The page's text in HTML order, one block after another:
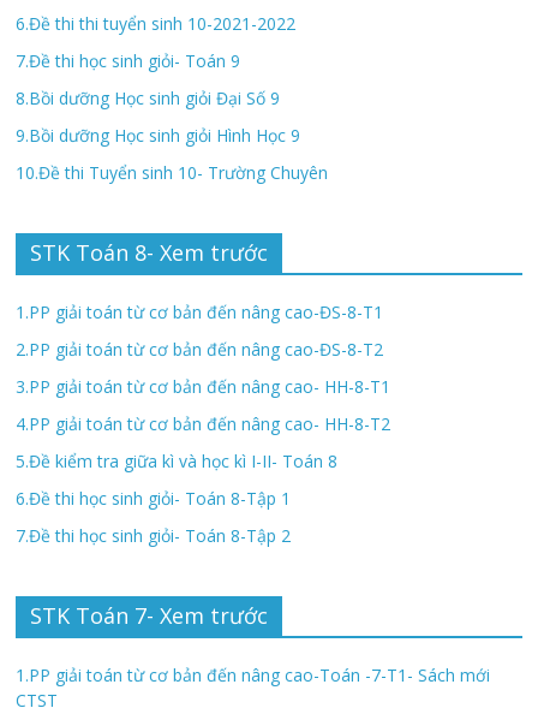
6.Đề thi thi tuyển sinh 10-2021-2022
7.Đề thi học sinh giỏi- Toán 9
8.Bồi dưỡng Học sinh giỏi Đại Số 9
9.Bồi dưỡng Học sinh giỏi Hình Học 9
10.Đề thi Tuyển sinh 10- Trường Chuyên
STK Toán 8- Xem trước
1.PP giải toán từ cơ bản đến nâng cao-ĐS-8-T1
2.PP giải toán từ cơ bản đến nâng cao-ĐS-8-T2
3.PP giải toán từ cơ bản đến nâng cao- HH-8-T1
4.PP giải toán từ cơ bản đến nâng cao- HH-8-T2
5.Đề kiểm tra giữa kì và học kì I-II- Toán 8
6.Đề thi học sinh giỏi- Toán 8-Tập 1
7.Đề thi học sinh giỏi- Toán 8-Tập 2
STK Toán 7- Xem trước
1.PP giải toán từ cơ bản đến nâng cao-Toán -7-T1- Sách mới
CTST